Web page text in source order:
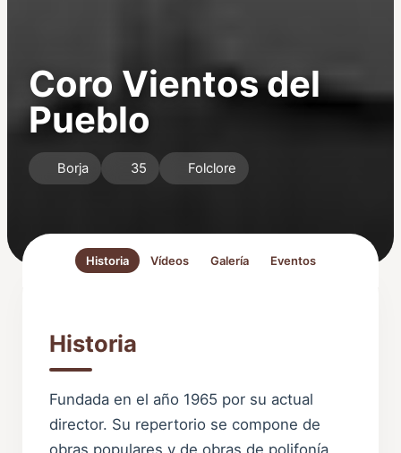
Coro Vientos del
Pueblo
Borja 35 Folclore
Historia Vídeos Galería Eventos
Historia
Fundada en el año 1965 por su actual
director. Su repertorio se compone de